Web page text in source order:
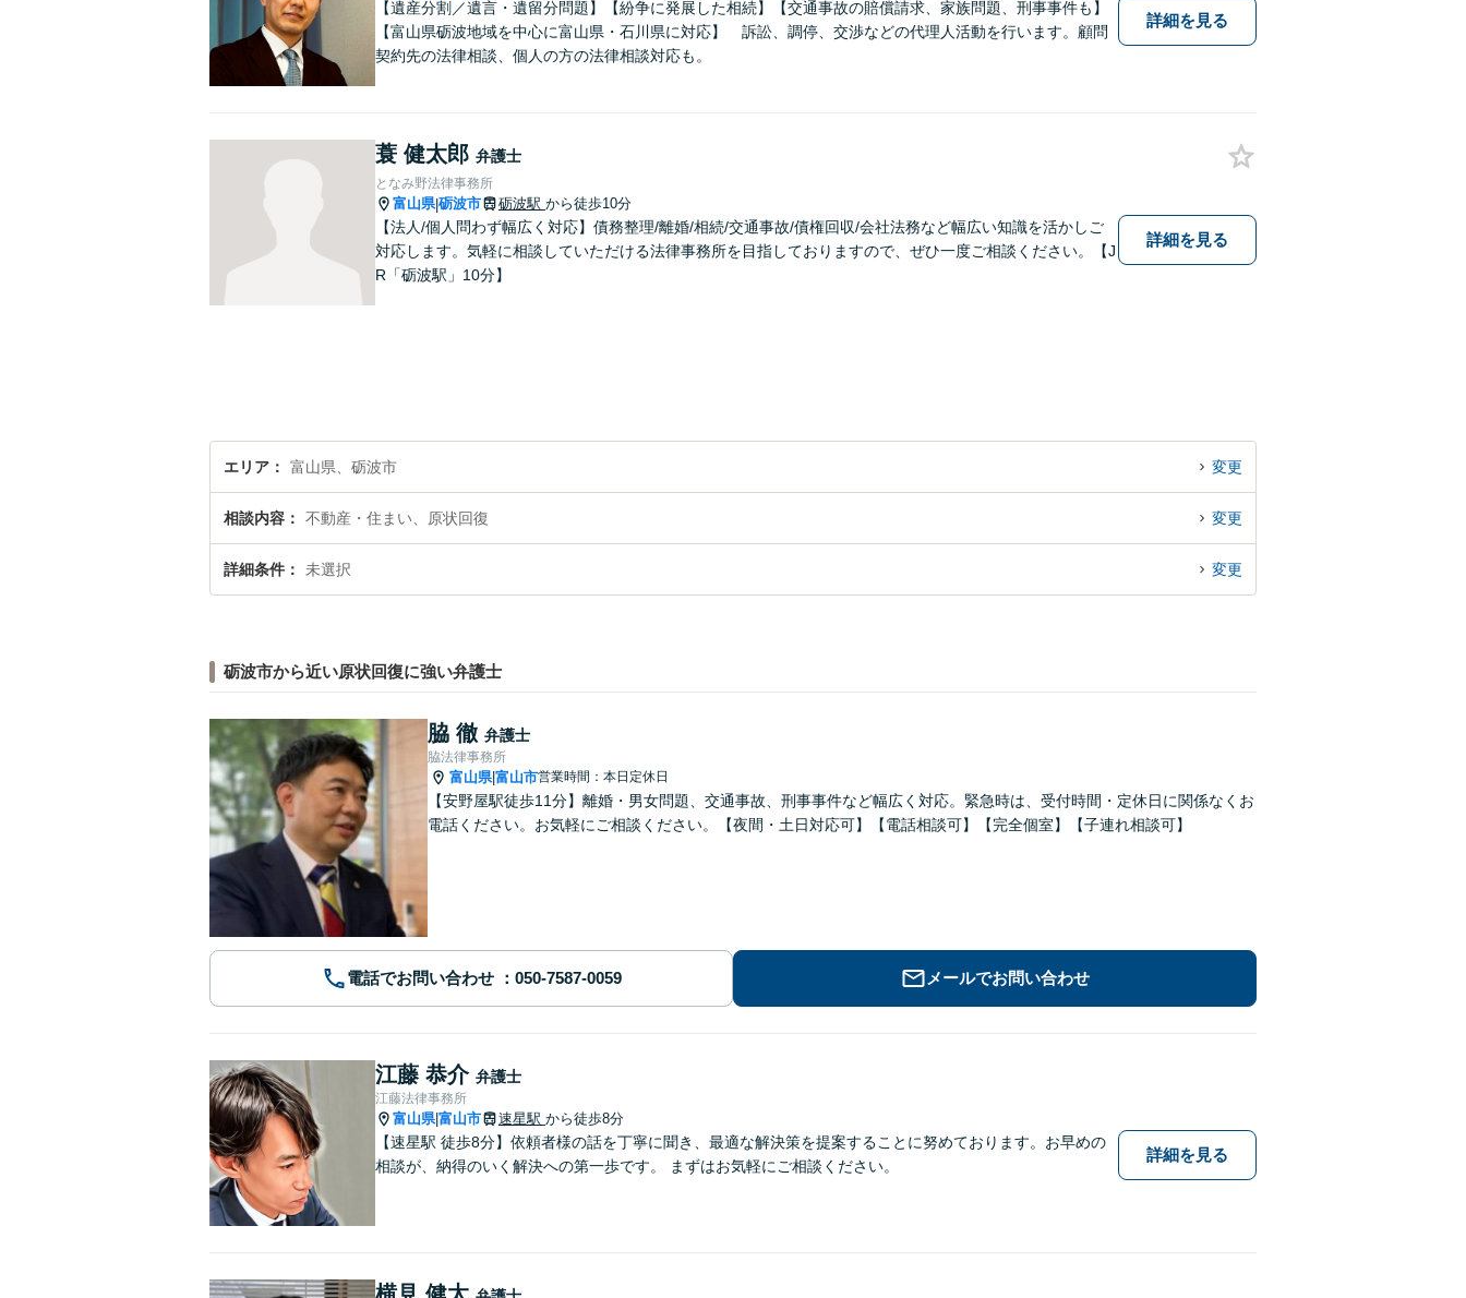
【遺産分割／遺言・遺留分問題】【紛争に発展した相続】【交通事故の賠償請求、家族問題、刑事事件も】
【富山県砺波地域を中心に富山県・石川県に対応】 訴訟、調停、交渉などの代理人活動を行います。顧問
契約先の法律相談、個人の方の法律相談対応も。
詳細を見る
蓑 健太郎 弁護士
となみ野法律事務所
富山県|砺波市 砺波駅 から徒歩10分
【法人/個人問わず幅広く対応】債務整理/離婚/相続/交通事故/債権回収/会社法務など幅広い知識を活かしご
対応します。気軽に相談していただける法律事務所を目指しておりますので、ぜひ一度ご相談ください。【J
R「砺波駅」10分】
詳細を見る
エリア 富山県、砺波市 変更
相談内容 不動産・住まい、原状回復 変更
詳細条件 未選択 変更
砺波市から近い原状回復に強い弁護士
脇 徹 弁護士
脇法律事務所
富山県|富山市営業時間：本日定休日
【安野屋駅徒歩11分】離婚・男女問題、交通事故、刑事事件など幅広く対応。緊急時は、受付時間・定休日に関係なくお
電話ください。お気軽にご相談ください。【夜間・土日対応可】【電話相談可】【完全個室】【子連れ相談可】
電話でお問い合わせ メールでお問い合わせ
江藤 恭介 弁護士
江藤法律事務所
富山県|富山市 速星駅 から徒歩8分
【速星駅 徒歩8分】依頼者様の話を丁寧に聞き、最適な解決策を提案することに努めております。お早めの
相談が、納得のいく解決への第一歩です。 まずはお気軽にご相談ください。
詳細を見る
横見 健太